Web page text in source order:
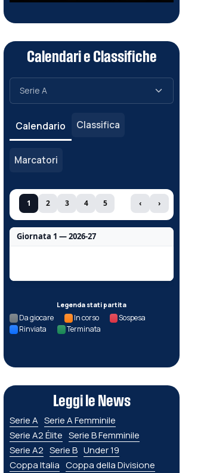
Calendari e Classifiche
Calendario Classifica
Marcatori
1 2 3 4 5 ‹ ›
Giornata 1 — 2026-27
Legenda stati partita
Da giocare In corso
Sospesa
Rinviata
Terminata
Leggi le News
Serie A Serie A Femminile
Serie A2 Élite Serie B Femminile
Serie A2 Serie B Under 19
Coppa Italia Coppa della Divisione